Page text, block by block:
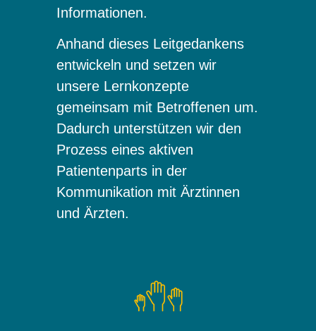
Informationen.
Anhand dieses Leitgedankens
entwickeln und setzen wir
unsere Lernkonzepte
gemeinsam mit Betroffenen um.
Dadurch unterstützen wir den
Prozess eines aktiven
Patientenparts in der
Kommunikation mit Ärztinnen
und Ärzten.